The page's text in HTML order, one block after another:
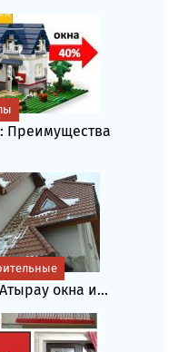
Преимущества
окна и...